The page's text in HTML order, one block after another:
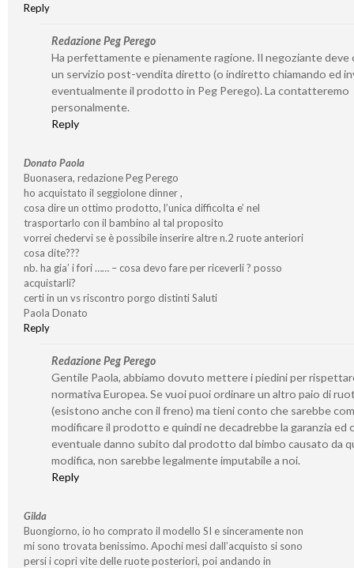
Reply
Redazione Peg Perego
Ha perfettamente e pienamente ragione. Il negoziante deve
un servizio post-vendita diretto (o indiretto chiamando ed
eventualmente il prodotto in Peg Perego). La contatteremo
personalmente.
Reply
Donato Paola
Buonasera, redazione Peg Perego
ho acquistato il seggiolone dinner ,
cosa dire un ottimo prodotto, l’unica difficolta e’ nel
trasportarlo con il bambino al tal proposito
vorrei chedervi se è possibile inserire altre n.2 ruote anteriori
cosa dite???
nb. ha gia’ i fori …… – cosa devo fare per riceverli ? posso
acquistarli?
certi in un vs riscontro porgo distinti Saluti
Paola Donato
Reply
Redazione Peg Perego
Gentile Paola, abbiamo dovuto mettere i piedini per
normativa Europea. Se vuoi puoi ordinare un altro paio di
(esistono anche con il freno) ma tieni conto che sarebbe
modificare il prodotto e quindi ne decadrebbe la garanzia ed
eventuale danno subito dal prodotto dal bimbo causato da
modifica, non sarebbe legalmente imputabile a noi.
Reply
Gilda
Buongiorno, io ho comprato il modello SI e sinceramente non
mi sono trovata benissimo. Apochi mesi dall’acquisto si sono
persi i copri vite delle ruote posteriori, poi andando in